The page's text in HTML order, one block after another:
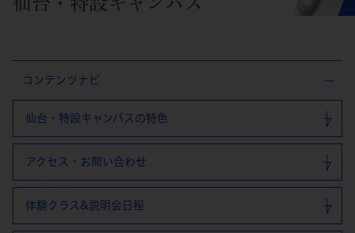
コンテンツナビ
仙台・特設キャンパスの特色
アクセス・お問い合わせ
体験クラス&説明会日程